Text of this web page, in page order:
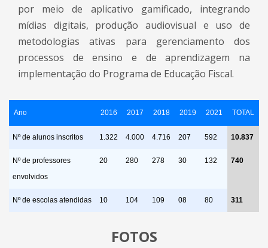
por meio de aplicativo gamificado, integrando
mídias digitais, produção audiovisual e uso de
metodologias ativas para gerenciamento dos
processos de ensino e de aprendizagem na
implementação do Programa de Educação Fiscal.
Ano 2016 2017 2018 2019 2021 TOTAL
Nº de alunos inscritos 1.322 4.000 4.716 207 592 10.837
Nº de professores
envolvidos
20 280 278 30 132 740
Nº de escolas atendidas 10 104 109 08 80 311
FOTOS